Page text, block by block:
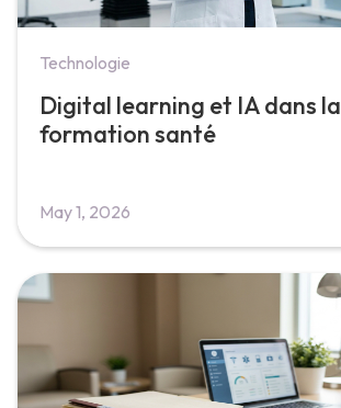
Technologie
Digital learning et IA dans la
formation santé
May 1, 2026